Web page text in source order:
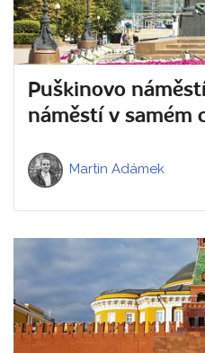
Puškinovo
náměstí v samém
Martin Adámek